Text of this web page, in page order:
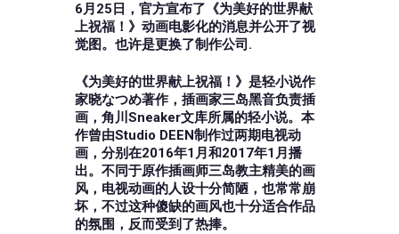
6月25日，官方宣布了《为美好的世界献
上祝福！》动画电影化的消息并公开了视
觉图。也许是更换了制作公司.
《为美好的世界献上祝福！》是轻小说作
家晓なつめ著作，插画家三岛黑音负责插
画，角川Sneaker文库所属的轻小说。本
作曾由Studio DEEN制作过两期电视动
画，分别在2016年1月和2017年1月播
出。不同于原作插画师三岛教主精美的画
风，电视动画的人设十分简陋，也常常崩
坏，不过这种傻缺的画风也十分适合作品
的氛围，反而受到了热捧。